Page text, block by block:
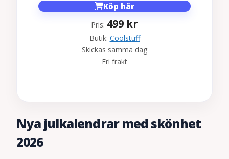
Köp här
Pris: 499 kr
Butik: Coolstuff
Skickas samma dag
Fri frakt
Nya julkalendrar med skönhet
2026